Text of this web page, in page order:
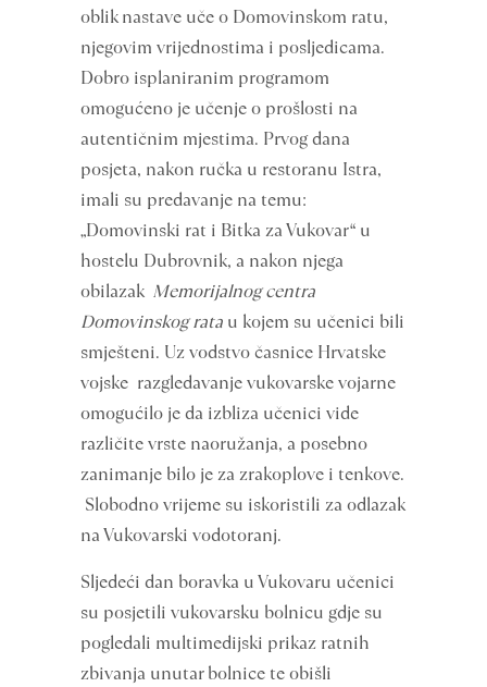
oblik nastave uče o Domovinskom ratu,
njegovim vrijednostima i posljedicama.
Dobro isplaniranim programom
omogućeno je učenje o prošlosti na
autentičnim mjestima. Prvog dana
posjeta, nakon ručka u restoranu Istra,
imali su predavanje na temu:
„Domovinski rat i Bitka za Vukovar“ u
hostelu Dubrovnik, a nakon njega
obilazak Memorijalnog centra
Domovinskog rata u kojem su učenici bili
smješteni. Uz vodstvo časnice Hrvatske
vojske razgledavanje vukovarske vojarne
omogućilo je da izbliza učenici vide
različite vrste naoružanja, a posebno
zanimanje bilo je za zrakoplove i tenkove.
Slobodno vrijeme su iskoristili za odlazak
na Vukovarski vodotoranj.
Sljedeći dan boravka u Vukovaru učenici
su posjetili vukovarsku bolnicu gdje su
pogledali multimedijski prikaz ratnih
zbivanja unutar bolnice te obišli